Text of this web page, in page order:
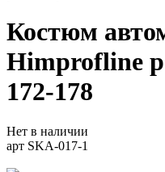
Костюм
Himprofline
172-178
Нет в наличии
арт SKA-017-1